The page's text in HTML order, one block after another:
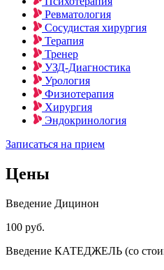
Ревматология
Сосудистая хирургия
Терапия
Тренер
УЗД-Диагностика
Урология
Физиотерапия
Хирургия
Эндокринология
Записаться на прием
Цены
Введение Дицинон
100 руб.
Введение КАТЕДЖЕЛЬ (со